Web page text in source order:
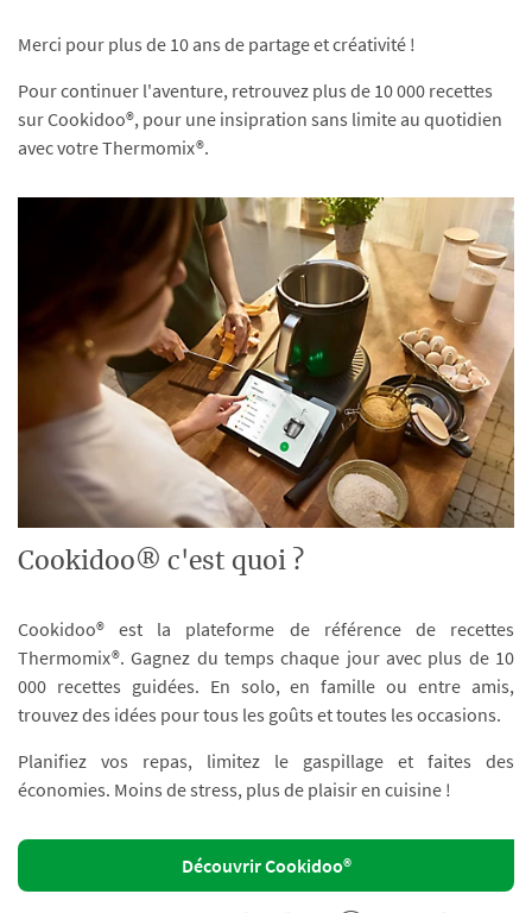
Merci pour plus de 10 ans de partage et créativité !
Pour continuer l'aventure, retrouvez plus de 10 000 recettes
sur Cookidoo®, pour une insipration sans limite au quotidien
avec votre Thermomix®.
Cookidoo® c'est quoi ?
Cookidoo® est la plateforme de référence de recettes
Thermomix®. Gagnez du temps chaque jour avec plus de 10
000 recettes guidées. En solo, en famille ou entre amis,
trouvez des idées pour tous les goûts et toutes les occasions.
Planifiez vos repas, limitez le gaspillage et faites des
économies. Moins de stress, plus de plaisir en cuisine !
Découvrir Cookidoo®